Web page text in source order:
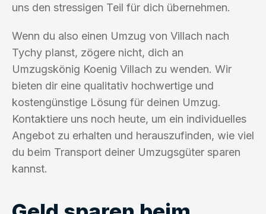
uns den stressigen Teil für dich übernehmen.
Wenn du also einen Umzug von Villach nach
Tychy planst, zögere nicht, dich an
Umzugskönig Koenig Villach zu wenden. Wir
bieten dir eine qualitativ hochwertige und
kostengünstige Lösung für deinen Umzug.
Kontaktiere uns noch heute, um ein individuelles
Angebot zu erhalten und herauszufinden, wie viel
du beim Transport deiner Umzugsgüter sparen
kannst.